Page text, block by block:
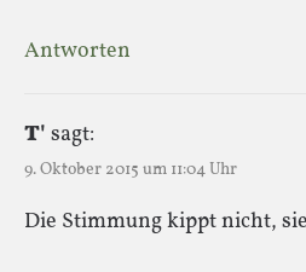
Antworten
T' sagt:
9. Oktober 2015 um 11:04 Uhr
Die Stimmung kippt nicht,